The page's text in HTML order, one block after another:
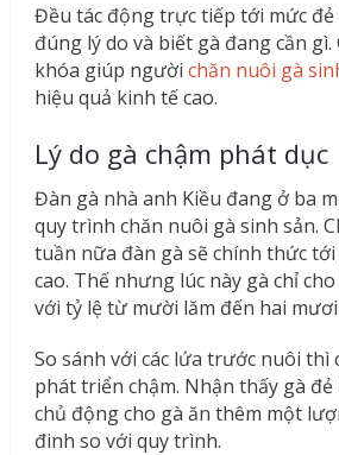
Đều tác động trực tiếp tới mức đẻ
đúng lý do và biết gà đang cần gì.
khóa giúp người chăn nuôi gà
hiệu quả kinh tế cao.
Lý do gà chậm phát dục
Đàn gà nhà anh Kiều đang ở ba
quy trình chăn nuôi gà sinh sản.
tuần nữa đàn gà sẽ chính thức
cao. Thế nhưng lúc này gà chỉ
với tỷ lệ từ mười lăm đến hai
So sánh với các lứa trước nuôi thì
phát triển chậm. Nhận thấy gà đẻ
chủ động cho gà ăn thêm một
đinh so với quy trình.